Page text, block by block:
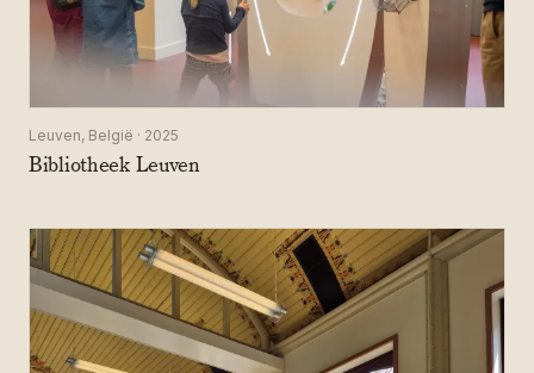
Leuven, België · 2025
Bibliotheek Leuven